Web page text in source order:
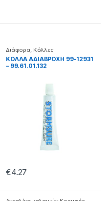
Διάφορα Κόλλες
ΚΟΛΛΑ ΑΔΙΑΒΡΟΧΗ 99-12931
– 99.61.01.132
€4.27